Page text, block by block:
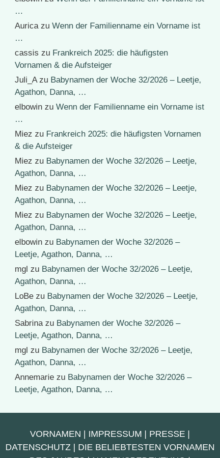
…
Aurica zu Wenn der Familienname ein Vorname ist
…
cassis zu Frankreich 2025: die häufigsten
Vornamen & die Aufsteiger
Juli_Azu Babynamen der Woche 32/2026 – Leetje,
Agathon, Danna, …
elbowin zu Wenn der Familienname ein Vorname ist
…
Miez zu Frankreich 2025: die häufigsten Vornamen
& die Aufsteiger
Miez zu Babynamen der Woche 32/2026 – Leetje,
Agathon, Danna, …
Miez zu Babynamen der Woche 32/2026 – Leetje,
Agathon, Danna, …
Miez zu Babynamen der Woche 32/2026 – Leetje,
Agathon, Danna, …
elbowin zu Babynamen der Woche 32/2026 –
Leetje, Agathon, Danna, …
mgl zu Babynamen der Woche 32/2026 – Leetje,
Agathon, Danna, …
LoBe zu Babynamen der Woche 32/2026 – Leetje,
Agathon, Danna, …
Sabrina zu Babynamen der Woche 32/2026 –
Leetje, Agathon, Danna, …
mgl zu Babynamen der Woche 32/2026 – Leetje,
Agathon, Danna, …
Annemarie zu Babynamen der Woche 32/2026 –
Leetje, Agathon, Danna, …
VORNAMEN | IMPRESSUM | PRESSE |
DATENSCHUTZ | DIE BELIEBTESTEN VORNAMEN